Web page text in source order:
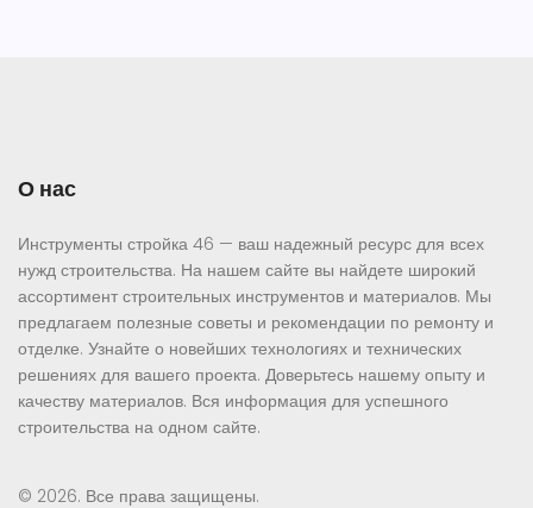
О нас
Инструменты стройка 46 — ваш надежный ресурс для всех
нужд строительства. На нашем сайте вы найдете широкий
ассортимент строительных инструментов и материалов. Мы
предлагаем полезные советы и рекомендации по ремонту и
отделке. Узнайте о новейших технологиях и технических
решениях для вашего проекта. Доверьтесь нашему опыту и
качеству материалов. Вся информация для успешного
строительства на одном сайте.
© 2026. Все права защищены.